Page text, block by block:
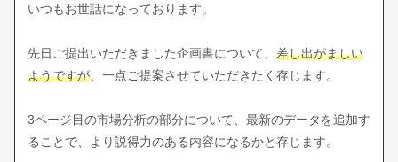
いつもお世話になっております。
先日ご提出いただきました企画書について、 差し出がましい
ようですが、一点ご提案させていただきたく存じます。
3ページ目の市場分析の部分について、最新のデータを追加す
ることで、より説得力のある内容になるかと存じます。